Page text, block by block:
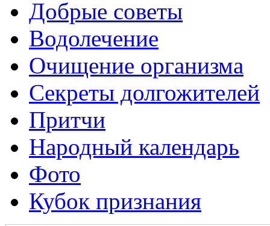
Добрые советы
Водолечение
Очищение организма
Секреты долгожителей
Притчи
Народный календарь
Фото
Кубок признания